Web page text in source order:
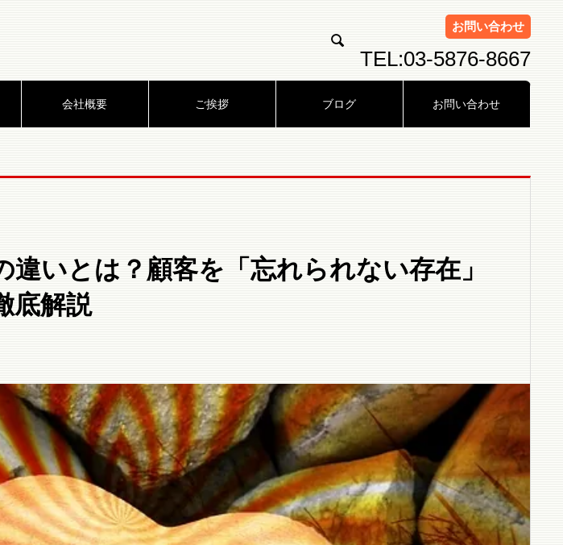

TEL:03-5876-8667
お問い合わせ
会社概要 ご挨拶 ブログ お問い合わせ
違いとは？顧客を「忘れられない存在」
底解説